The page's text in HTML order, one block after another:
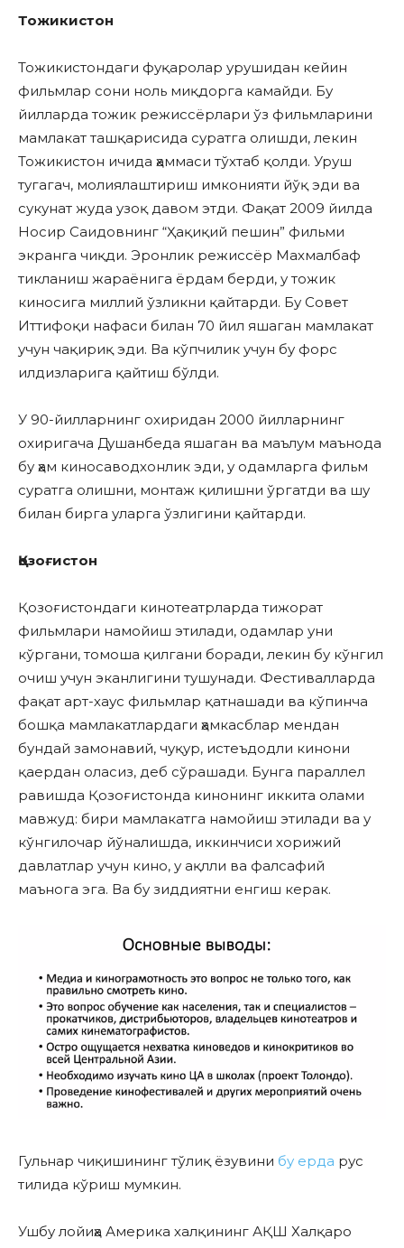
Тожикистон
Тожикистондаги фуқаролар урушидан кейин
фильмлар сони ноль миқдорга камайди. Бу
йилларда тожик режиссёрлари ўз фильмларини
мамлакат ташқарисида суратга олишди, лекин
Тожикистон ичида ҳаммаси тўхтаб қолди. Уруш
тугагач, молиялаштириш имконияти йўқ эди ва
сукунат жуда узоқ давом этди. Фақат 2009 йилда
Носир Саидовнинг “Ҳақиқий пешин” фильми
экранга чиқди. Эронлик режиссёр Махмалбаф
тикланиш жараёнига ёрдам берди, у тожик
киносига миллий ўзликни қайтарди. Бу Совет
Иттифоқи нафаси билан 70 йил яшаган мамлакат
учун чақириқ эди. Ва кўпчилик учун бу форс
илдизларига қайтиш бўлди.
У 90-йилларнинг охиридан 2000 йилларнинг
охиригача Душанбеда яшаган ва маълум маънода
бу ҳам киносаводхонлик эди, у одамларга фильм
суратга олишни, монтаж қилишни ўргатди ва шу
билан бирга уларга ўзлигини қайтарди.
Қозоғистон
Қозоғистондаги кинотеатрларда тижорат
фильмлари намойиш этилади, одамлар уни
кўргани, томоша қилгани боради, лекин бу кўнгил
очиш учун эканлигини тушунади. Фестивалларда
фақат арт-хаус фильмлар қатнашади ва кўпинча
бошқа мамлакатлардаги ҳамкасблар мендан
бундай замонавий, чуқур, истеъдодли кинони
қаердан оласиз, деб сўрашади. Бунга параллел
равишда Қозоғистонда кинонинг иккита олами
мавжуд: бири мамлакатга намойиш этилади ва у
кўнгилочар йўналишда, иккинчиси хорижий
давлатлар учун кино, у ақлли ва фалсафий
маънога эга. Ва бу зиддиятни енгиш керак.
Гульнар чиқишининг тўлиқ ёзувини бу ерда рус
тилида кўриш мумкин.
Ушбу лойиҳа Америка халқининг АҚШ Халқаро